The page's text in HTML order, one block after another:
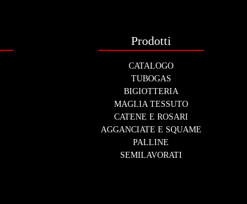
Prodotti
CATALOGO
TUBOGAS
BIGIOTTERIA
MAGLIA TESSUTO
CATENE E ROSARI
AGGANCIATE E SQUAME
PALLINE
SEMILAVORATI